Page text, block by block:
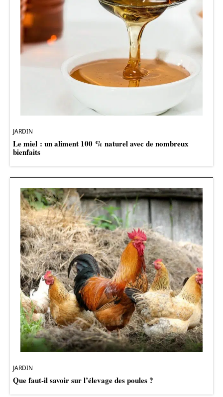
JARDIN
Le miel : un aliment 100 % naturel avec de nombreux
bienfaits
JARDIN
Que faut-il savoir sur l’élevage des poules ?